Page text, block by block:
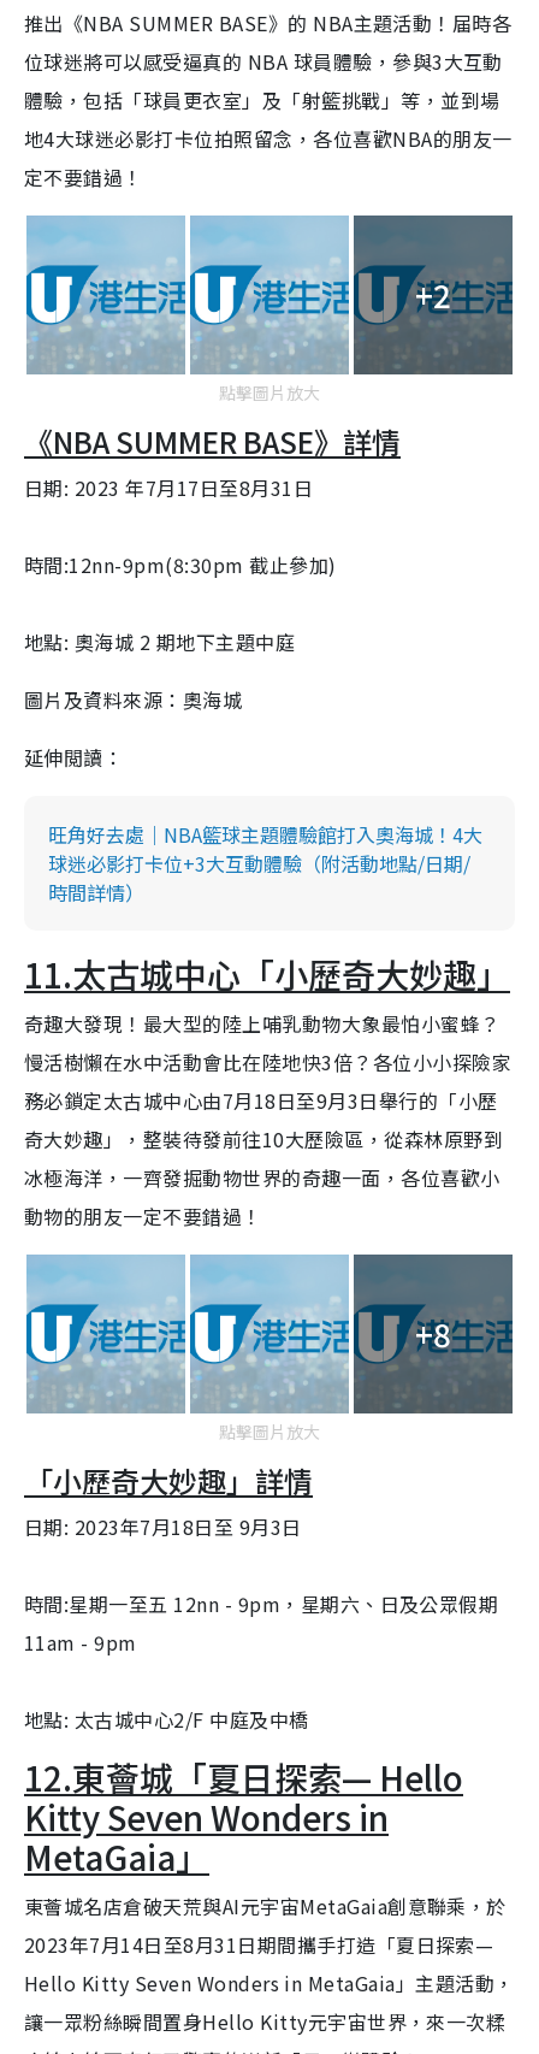
推出《NBA SUMMER BASE》的 NBA主題活動！届時各
位球迷將可以感受逼真的 NBA 球員體驗，參與3大互動
體驗，包括「球員更衣室」及「射籃挑戰」等，並到場
地4大球迷必影打卡位拍照留念，各位喜歡NBA的朋友一
定不要錯過！
+2
點擊圖片放大
《NBA SUMMER BASE》詳情
日期: 2023 年7月17日至8月31日
時間:12nn-9pm(8:30pm 截止參加)
地點: 奧海城 2 期地下主題中庭
圖片及資料來源：奧海城
延伸閲讀：
旺角好去處｜NBA籃球主題體驗館打入奧海城！4大
球迷必影打卡位+3大互動體驗（附活動地點/日期/
時間詳情）
11.太古城中心「小歷奇大妙趣」
奇趣大發現！最大型的陸上哺乳動物大象最怕小蜜蜂？
慢活樹懶在水中活動會比在陸地快3倍？各位小小探險家
務必鎖定太古城中心由7月18日至9月3日舉行的「小歷
奇大妙趣」，整裝待發前往10大歷險區，從森林原野到
冰極海洋，一齊發掘動物世界的奇趣一面，各位喜歡小
動物的朋友一定不要錯過！
+8
點擊圖片放大
「小歷奇大妙趣」 詳情
日期: 2023年7月18日至 9月3日
時間:星期一至五 12nn - 9pm，星期六、日及公眾假期
11am - 9pm
地點: 太古城中心2/F 中庭及中橋
12.東薈城「夏日探索— Hello
Kitty Seven Wonders in
MetaGaia」
東薈城名店倉破天荒與AI元宇宙MetaGaia創意聯乘，於
2023年7月14日至8月31日期間攜手打造「夏日探索—
Hello Kitty Seven Wonders in MetaGaia」主題活動，
讓一眾粉絲瞬間置身Hello Kitty元宇宙世界，來一次糅